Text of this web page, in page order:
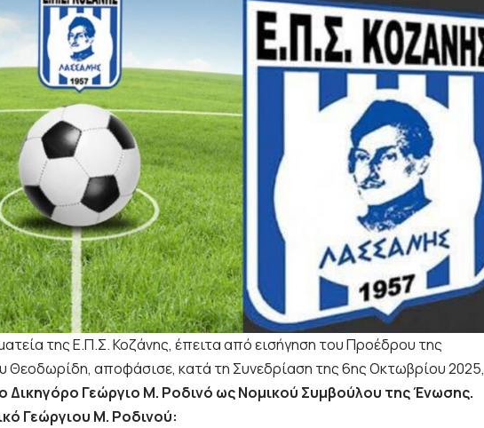
της Ε.Π.Σ. Κοζάνης, έπειτα από εισήγηση του Προέδρου της
Θεοδωρίδη, αποφάσισε, κατά τη Συνεδρίαση της 6ης Οκτωβρίου 2025,
Δικηγόρο Γεώργιο Μ. Ροδινό ως Νομικού Συμβούλου της Ένωσης.
Γεώργιου Μ. Ροδινού: